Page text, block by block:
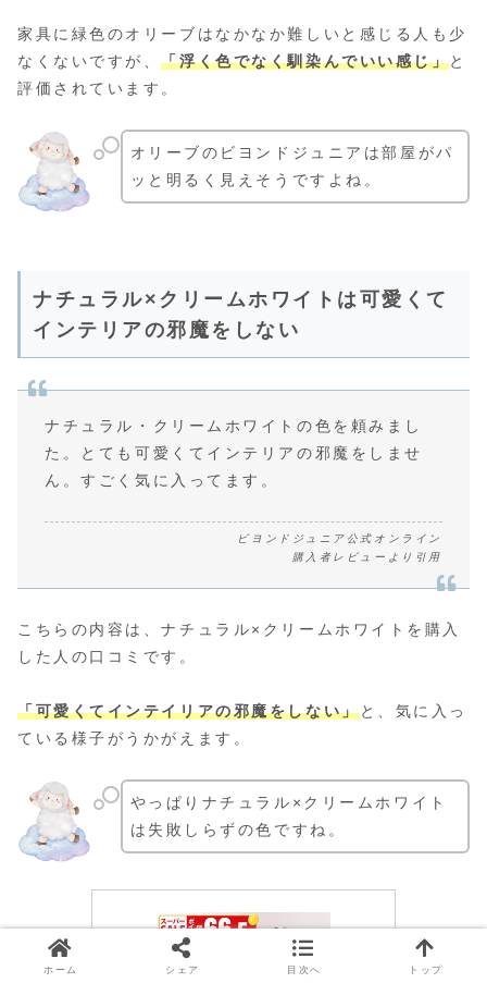
家具に緑色のオリーブはなかなか難しいと感じる人も少
なくないですが、「浮く色でなく馴染んでいい感じ」と
評価されています。
オリーブのビヨンドジュニアは部屋がパ
ッと明るく見えそうですよね。
ナチュラル×クリームホワイトは可愛くて
インテリアの邪魔をしない
ナチュラル・クリームホワイトの色を頼みまし
た。とても可愛くてインテリアの邪魔をしませ
ん。すごく気に入ってます。
ビヨンドジュニア公式オンライン
購入者レビューより引用
こちらの内容は、ナチュラル×クリームホワイトを購入
した人の口コミです。
「可愛くてインテイリアの邪魔をしない」と、気に入っ
ている様子がうかがえます。
やっぱりナチュラル×クリームホワイト
は失敗しらずの色ですね。
ホーム シェア 目次へ トップ